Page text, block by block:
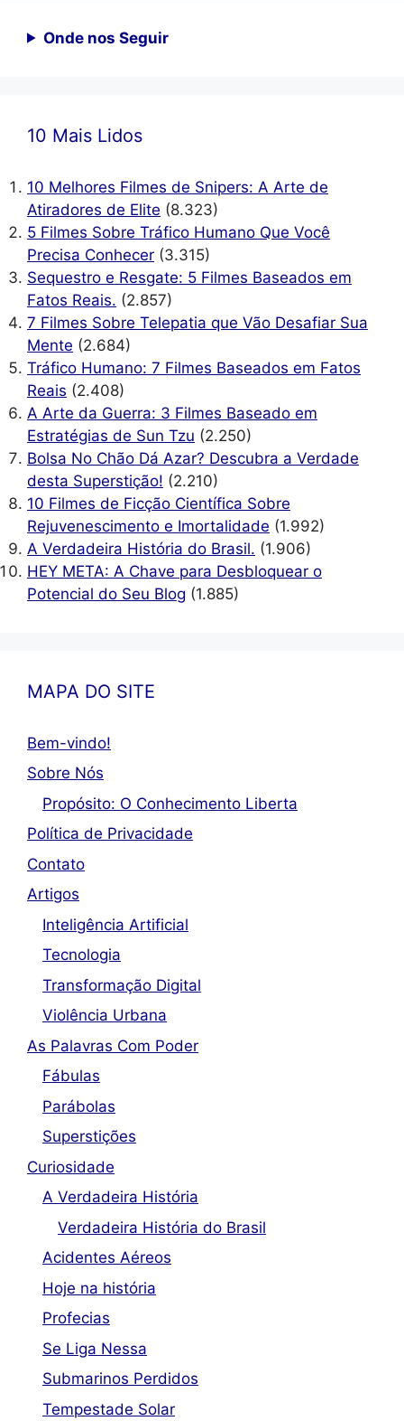
Onde nos Seguir
10 Mais Lidos
10 Melhores Filmes de Snipers: A Arte de
Atiradores de Elite (8.323)
5 Filmes Sobre Tráfico Humano Que Você
Precisa Conhecer (3.315)
Sequestro e Resgate: 5 Filmes Baseados em
Fatos Reais. (2.857)
7 Filmes Sobre Telepatia que Vão Desafiar Sua
Mente (2.684)
Tráfico Humano: 7 Filmes Baseados em Fatos
Reais (2.408)
A Arte da Guerra: 3 Filmes Baseado em
Estratégias de Sun Tzu (2.250)
Bolsa No Chão Dá Azar? Descubra a Verdade
desta Superstição! (2.210)
10 Filmes de Ficção Científica Sobre
Rejuvenescimento e Imortalidade (1.992)
A Verdadeira História do Brasil. (1.906)
HEY META: A Chave para Desbloquear o
Potencial do Seu Blog (1.885)
MAPA DO SITE
Bem-vindo!
Sobre Nós
Propósito: O Conhecimento Liberta
Política de Privacidade
Contato
Artigos
Inteligência Artificial
Tecnologia
Transformação Digital
Violência Urbana
As Palavras Com Poder
Fábulas
Parábolas
Superstições
Curiosidade
A Verdadeira História
Verdadeira História do Brasil
Acidentes Aéreos
Hoje na história
Profecias
Se Liga Nessa
Submarinos Perdidos
Tempestade Solar